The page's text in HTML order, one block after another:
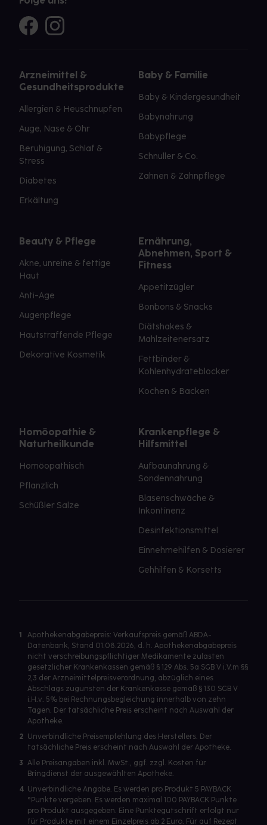
Arzneimittel &
Gesundheitsprodukte
Allergien & Heuschnupfen
Auge, Nase & Ohr
Beruhigung, Schlaf &
Stress
Diabetes
Erkältung
Baby & Familie
Baby & Kindergesundheit
Babynahrung
Babypflege
Schnuller & Co.
Zahnen & Zahnpflege
Beauty & Pflege
Akne, unreine & fettige
Haut
Anti-Age
Augenpflege
Hautstraffende Pflege
Dekorative Kosmetik
Ernährung,
Abnehmen, Sport &
Fitness
Appetitzügler
Bonbons & Snacks
Diätshakes &
Mahlzeitenersatz
Fettbinder &
Kohlenhydrateblocker
Kochen & Backen
Homöopathie &
Naturheilkunde
Homöopathisch
Pflanzlich
Schüßler Salze
Krankenpflege &
Hilfsmittel
Aufbaunahrung &
Sondennahrung
Blasenschwäche &
Inkontinenz
Desinfektionsmittel
Einnehmehilfen & Dosierer
Gehhilfen & Korsetts
1
Apothekenabgabepreis: Verkaufspreis gemäß ABDA-
Datenbank, Stand 01.08.2026, d. h. Apothekenabgabepreis
nicht verschreibungspflichtiger Medikamente zulasten
gesetzlicher Krankenkassen gemäß § 129 Abs. 5a SGB V i.V.m §§
2,3 der Arzneimittelpreisverordnung, abzüglich eines
Abschlags zugunsten der Krankenkasse gemäß § 130 SGB V
i.H.v. 5% bei Rechnungsbegleichung innerhalb von zehn
Tagen. Der tatsächliche Preis erscheint nach Auswahl der
Apotheke.
2 Unverbindliche Preisempfehlung des Herstellers. Der
tatsächliche Preis erscheint nach Auswahl der Apotheke.
3 Alle Preisangaben inkl. MwSt., ggf. zzgl. Kosten für
Bringdienst der ausgewählten Apotheke.
4 Unverbindliche Angabe. Es werden pro Produkt 5 PAYBACK
°Punkte vergeben. Es werden maximal 100 PAYBACK Punkte
pro Produkt ausgegeben. Eine Punktegutschrift erfolgt nur
für Produkte mit einem Einzelpreis ab 2 Euro. Für auf Rezept